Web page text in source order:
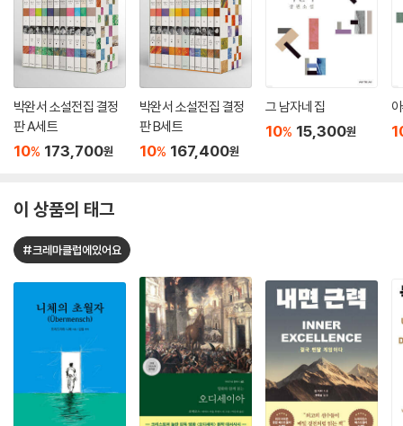
박완서 소설전집 결정
판 A세트
10% 173,700원
박완서 소설전집 결정
판 B세트
10% 167,400원
그 남자네 집
10% 15,300원
이 상품의 태그
#크레마클럽에있어요